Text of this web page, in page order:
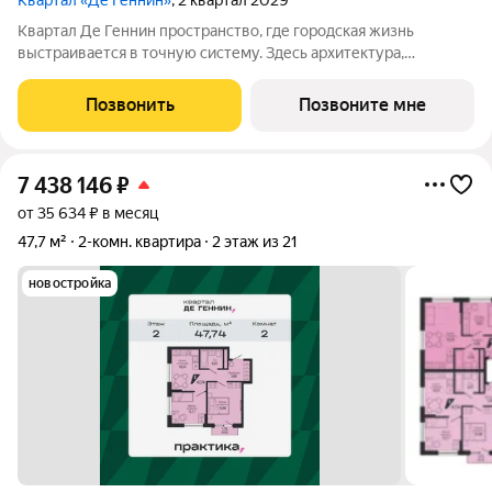
Квартал Де Геннин пространство, где городская жизнь
выстраивается в точную систему. Здесь архитектура,
не хаотичный набор функций, а продуманная среда, где всё
работает согласованно. В основе
Позвонить Позвоните мне
7 438 146₽
от 35 634 ₽ в месяц
47,7 м²
2-комн. квартира 2 этаж из 21
новостройка